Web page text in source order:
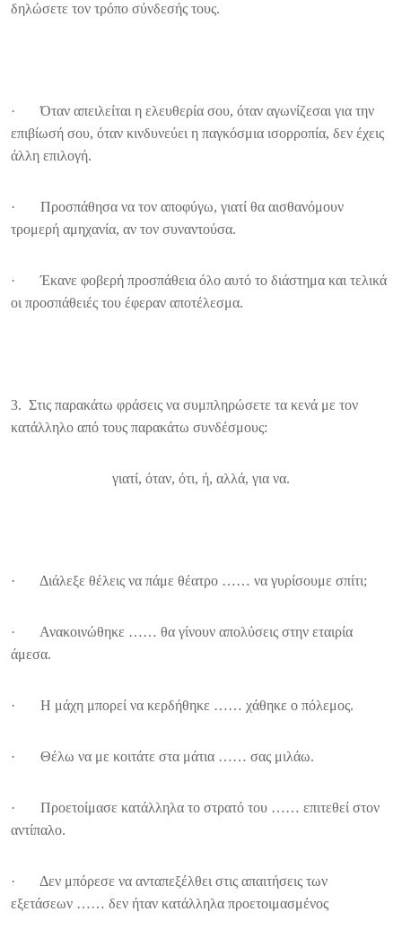
δηλώσετε τον τρόπο σύνδεσής τους.
· Όταν απειλείται η ελευθερία σου, όταν αγωνίζεσαι για την
επιβίωσή σου, όταν κινδυνεύει η παγκόσμια ισορροπία, δεν έχεις
άλλη επιλογή.
· Προσπάθησα να τον αποφύγω, γιατί θα αισθανόμουν
τρομερή αμηχανία, αν τον συναντούσα.
· Έκανε φοβερή προσπάθεια όλο αυτό το διάστημα και τελικά
οι προσπάθειές του έφεραν αποτέλεσμα.
3. Στις παρακάτω φράσεις να συμπληρώσετε τα κενά με τον
κατάλληλο από τους παρακάτω συνδέσμους:
γιατί, όταν, ότι, ή, αλλά, για να.
· Διάλεξε θέλεις να πάμε θέατρο …… να γυρίσουμε σπίτι;
· Ανακοινώθηκε …… θα γίνουν απολύσεις στην εταιρία
άμεσα.
· Η μάχη μπορεί να κερδήθηκε …… χάθηκε ο πόλεμος.
· Θέλω να με κοιτάτε στα μάτια …… σας μιλάω.
· Προετοίμασε κατάλληλα το στρατό του …… επιτεθεί στον
αντίπαλο.
· Δεν μπόρεσε να ανταπεξέλθει στις απαιτήσεις των
εξετάσεων …… δεν ήταν κατάλληλα προετοιμασμένος